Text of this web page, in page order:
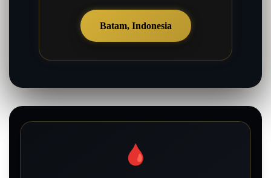
Batam, Indonesia
🩸